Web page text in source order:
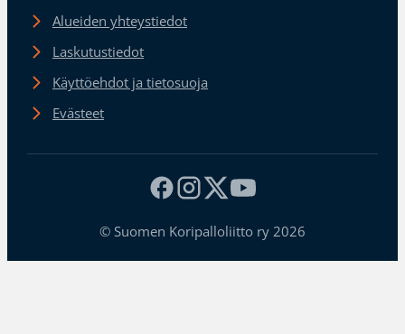
Alueiden yhteystiedot
Laskutustiedot
Käyttöehdot ja tietosuoja
Evästeet
© Suomen Koripalloliitto ry 2026